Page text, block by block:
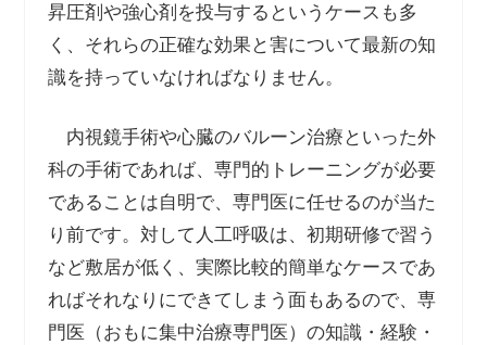
昇圧剤や強心剤を投与するというケースも多
く、それらの正確な効果と害について最新の知
識を持っていなければなりません。
内視鏡手術や心臓のバルーン治療といった外
科の手術であれば、専門的トレーニングが必要
であることは自明で、専門医に任せるのが当た
り前です。対して人工呼吸は、初期研修で習う
など敷居が低く、実際比較的簡単なケースであ
ればそれなりにできてしまう面もあるので、専
門医（おもに集中治療専門医）の知識・経験・